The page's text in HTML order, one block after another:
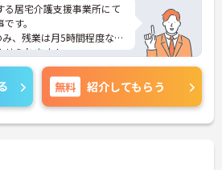
る居宅介護支援事業所にて
す。
、残業は月5時間程度なた
せられます！
世帯用）があるのも、おす
対策ポイントなど、さら
すので、お気軽にご相談く
無料 紹介してもらう